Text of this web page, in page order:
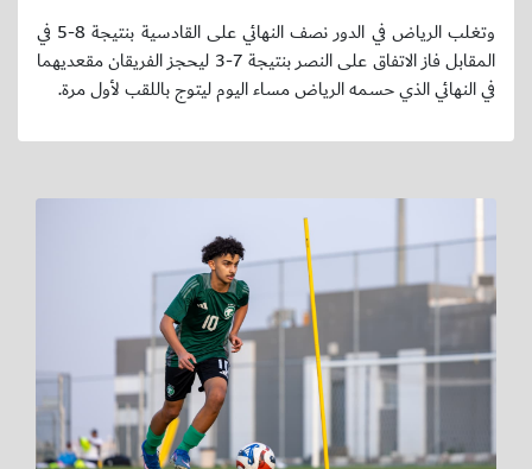
وتغلب الرياض في الدور نصف النهائي على القادسية بنتيجة 8-5 في
المقابل فاز الاتفاق على النصر بنتيجة 7-3 ليحجز الفريقان مقعديهما
في النهائي الذي حسمه الرياض مساء اليوم ليتوج باللقب لأول مرة.